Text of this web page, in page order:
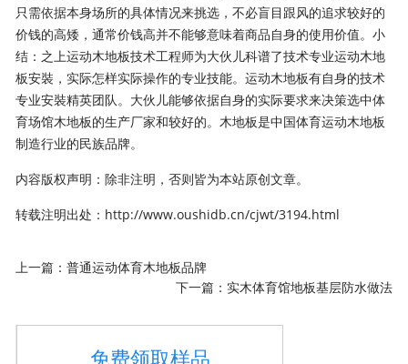
只需依据本身场所的具体情况来挑选，不必盲目跟风的追求较好的
价钱的高矮，通常价钱高并不能够意味着商品自身的使用价值。小
结：之上运动木地板技术工程师为大伙儿科谱了技术专业运动木地
板安裝，实际怎样实际操作的专业技能。运动木地板有自身的技术
专业安裝精英团队。大伙儿能够依据自身的实际要求来决策选中体
育场馆木地板的生产厂家和较好的。木地板是中国体育运动木地板
制造行业的民族品牌。
内容版权声明：除非注明，否则皆为本站原创文章。
转载注明出处： http://www.oushidb.cn/cjwt/3194.html
上一篇：普通运动体育木地板品牌
下一篇： 实木体育馆地板基层防水做法
免费领取样品